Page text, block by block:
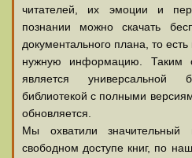
читателей, их эмоции и
познании можно скачать
документального плана, то
нужную информацию. Таким
является универсальной
библиотекой с полными
обновляется.
Мы охватили значительный
свободном доступе книг, по